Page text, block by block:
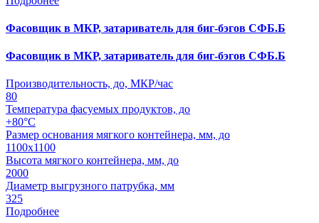
Фасовщик в МКР, затариватель для биг-бэгов СФБ.Б
Фасовщик в МКР, затариватель для биг-бэгов СФБ.Б
Производительность, до, МКР/час
80
Температура фасуемых продуктов, до
+80°С
Размер основания мягкого контейнера, мм, до
1100х1100
Высота мягкого контейнера, мм, до
2000
Диаметр выгрузного патрубка, мм
325
Подробнее